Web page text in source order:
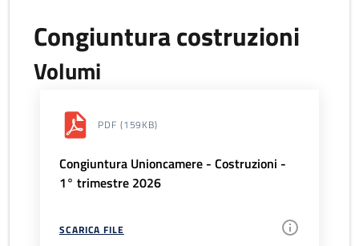
Congiuntura costruzioni
Volumi
PDF (159KB)
Congiuntura Unioncamere - Costruzioni -
1° trimestre 2026
SCARICA FILE